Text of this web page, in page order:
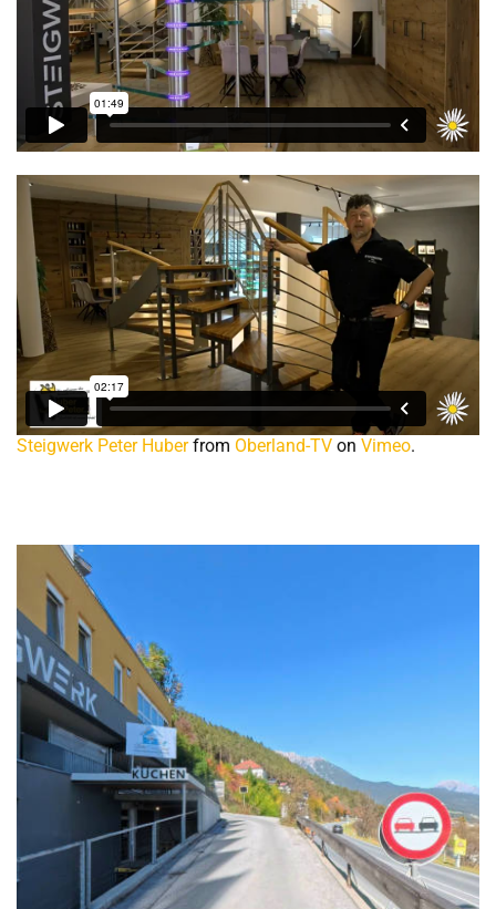
Steigwerk Peter Huberfrom Oberland-TV on Vimeo.